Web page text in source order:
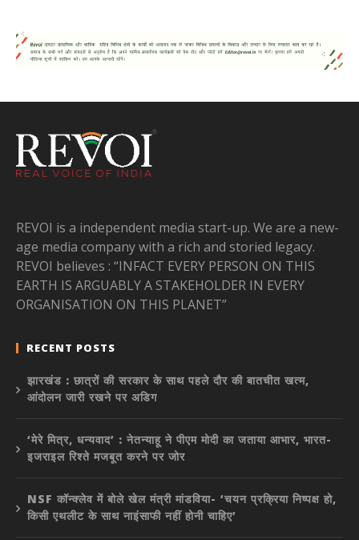
REVOI is a independent media start-up. We are a new-
age media company with a rich and storied legacy.
REVOI believes : “INFACT EVERY PERSON ON THIS
EARTH IS ARGUABLY A STAKEHOLDER IN EVERY
ORGANISATION ON THIS PLANET”
RECENT POSTS
झारखंड : छात्रों की सरकार के साथ पहले दौर की बातचीत खत्म,
आंदोलन जारी रखने पर अडिग
‘मेरे मित्र, धन्यवाद’ : नेतन्याहू ने पीएम मोदी का जताया आभार, भारत-
इजराइल रिश्ते मजबूत करने पर जोर
NSF कॉन्क्लेव में बोले खेल मंत्री मांडविया- ‘चयन प्रक्रिया निष्पक्ष हो,
किसी एथलीट के साथ नाइंसाफी नहीं होनी चाहिए’